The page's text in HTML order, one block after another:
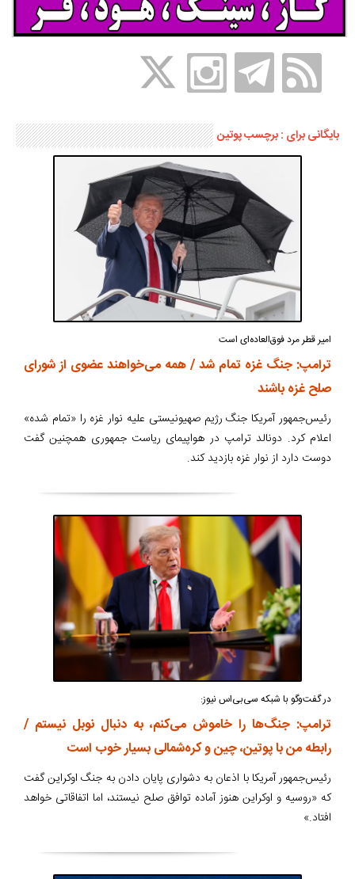
بایگانی برای : برچسب پوتین
امیر قطر مرد فوق‌العاده‌ای است
ترامپ: جنگ غزه تمام شد / همه می‌خواهند عضوی از شورای
صلح غزه باشند
رئیس‌جمهور آمریکا جنگ رژیم صهیونیستی علیه نوار غزه را «تمام شده»
اعلام کرد. دونالد ترامپ در هواپیمای ریاست جمهوری همچنین گفت
دوست دارد از نوار غزه بازدید کند.
در گفت‌وگو با شبکه سی‌بی‌اس نیوز:
ترامپ: جنگ‌ها را خاموش می‌کنم، به دنبال نوبل نیستم /
رابطه من با پوتین، چین و کره‌شمالی بسیار خوب است
رئیس‌جمهور آمریکا با اذعان به دشواری پایان دادن به جنگ اوکراین گفت
که «روسیه و اوکراین هنوز آماده توافق صلح نیستند، اما اتفاقاتی خواهد
افتاد.»